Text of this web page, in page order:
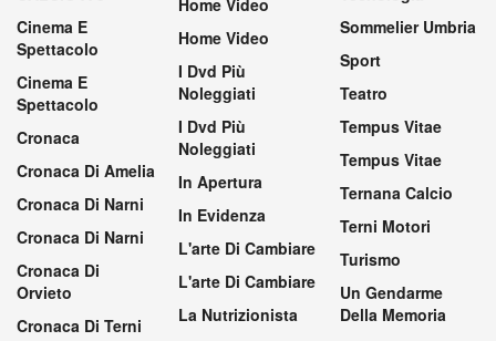
Cinema E
Spettacolo
Cinema E
Spettacolo
Cronaca
Cronaca Di Amelia
Cronaca Di Narni
Cronaca Di Narni
Cronaca Di
Orvieto
Cronaca Di Terni
Home Video
I Dvd Più
Noleggiati
I Dvd Più
Noleggiati
In Apertura
In Evidenza
L'arte Di Cambiare
L'arte Di Cambiare
La Nutrizionista
Sommelier Umbria
Sport
Teatro
Tempus Vitae
Tempus Vitae
Ternana Calcio
Terni Motori
Turismo
Un Gendarme
Della Memoria